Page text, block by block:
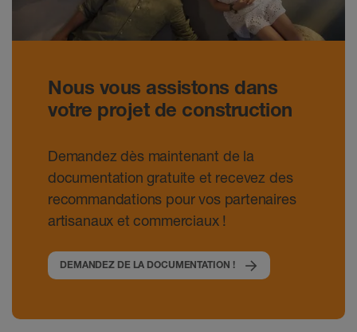
Nous vous assistons dans
votre projet de construction
Demandez dès maintenant de la
documentation gratuite et recevez des
recommandations pour vos partenaires
artisanaux et commerciaux !
DEMANDEZ DE LA DOCUMENTATION !